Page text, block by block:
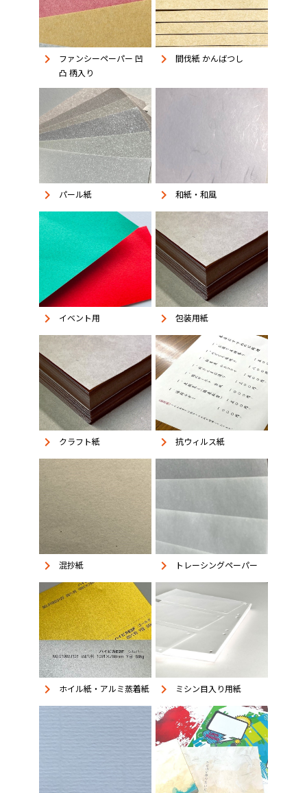
keyboard_arrow_right
ファンシーペーパー 凹
凸 柄入り
keyboard_arrow_right 間伐紙 かんばつし
keyboard_arrow_right パール紙 keyboard_arrow_right 和紙・和風
keyboard_arrow_right イベント用 keyboard_arrow_right 包装用紙
keyboard_arrow_right クラフト紙 keyboard_arrow_right 抗ウィルス紙
keyboard_arrow_right 混抄紙 keyboard_arrow_right トレーシングペーパー
keyboard_arrow_right ホイル紙・アルミ蒸着紙 keyboard_arrow_right ミシン目入り用紙